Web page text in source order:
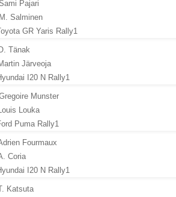
Pajari
M. Salminen
GR Yaris Rally1
Tänak
Järveoja
I20 N Rally1
Munster
Louis Louka
Puma Rally1
Fourmaux
Coria
I20 N Rally1
Katsuta